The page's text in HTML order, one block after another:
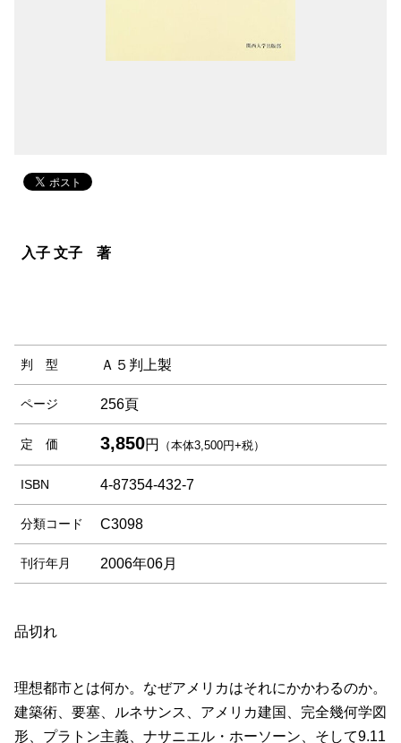
入子 文子 著
判 型 Ａ５判上製
ページ 256頁
定 価 3,850円 （本体3,500円+税）
ISBN 4-87354-432-7
分類コード C3098
刊行年月 2006年06月
品切れ
理想都市とは何か。なぜアメリカはそれにかかわるのか。
建築術、要塞、ルネサンス、アメリカ建国、完全幾何学図
形、プラトン主義、ナサニエル・ホーソーン、そして9.11